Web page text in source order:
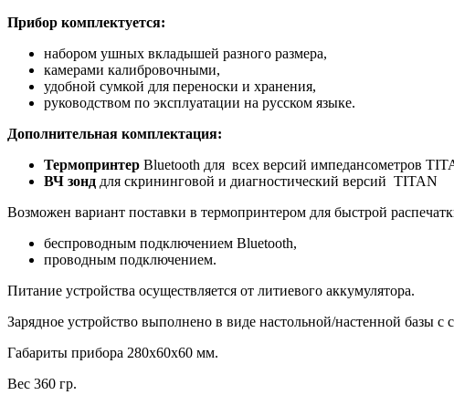
Прибор комплектуется:
набором ушных вкладышей разного размера,
камерами калибровочными,
удобной сумкой для переноски и хранения,
руководством по эксплуатации на русском языке.
Дополнительная комплектация:
Термопринтер Bluetooth для всех версий импедансометров
ВЧ зонд для скрининговой и диагностический версий TITAN
Возможен вариант поставки в термопринтером для быстрой
беспроводным подключением Bluetooth,
проводным подключением.
Питание устройства осуществляется от литиевого аккумулятора.
Зарядное устройство выполнено в виде настольной/настенной базы
Габариты прибора 280x60x60 мм.
Вес 360 гр.